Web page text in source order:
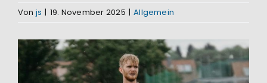
Von js | 19. November 2025 | Allgemein
Zeige
grösseres